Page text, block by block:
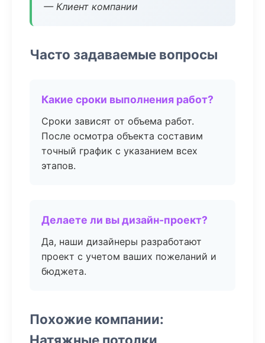
— Клиент компании
Часто задаваемые вопросы
Какие сроки выполнения работ?
Сроки зависят от объема работ.
После осмотра объекта составим
точный график с указанием всех
этапов.
Делаете ли вы дизайн-проект?
Да, наши дизайнеры разработают
проект с учетом ваших пожеланий и
бюджета.
Похожие компании:
Натяжные потолки